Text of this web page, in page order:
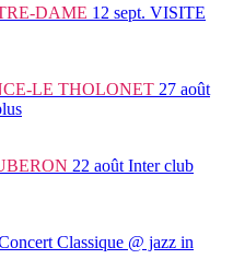
DAME 12 sept. VISITE
LE THOLONET 27 août
22 août Inter club
Classique @ jazz in